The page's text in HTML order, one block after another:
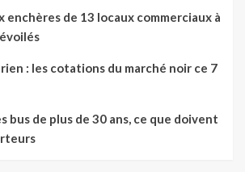
enchères de 13 locaux commerciaux à
: les cotations du marché noir ce 7
bus de plus de 30 ans, ce que doivent